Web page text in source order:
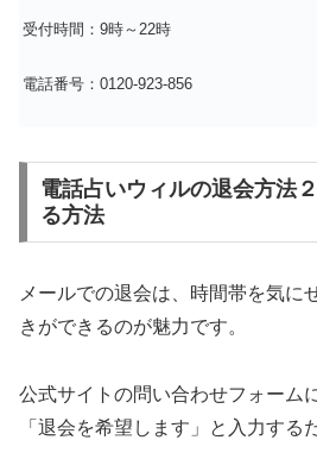
受付時間：9時～22時
電話番号：0120-923-856
電話占いウィルの退会方法
る方法
メールでの退会は、時間帯を気に
きができるのが魅力です。
公式サイトの問い合わせフォーム
「退会を希望します」と入力する